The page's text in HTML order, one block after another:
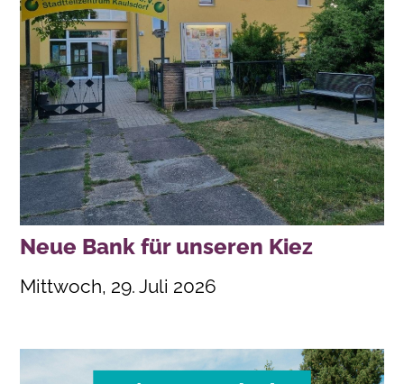
Neue Bank für unseren Kiez
Mittwoch, 29. Juli 2026